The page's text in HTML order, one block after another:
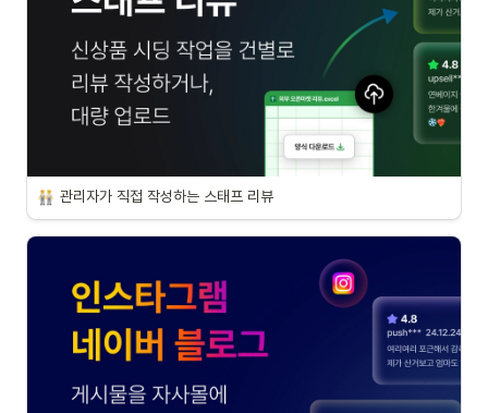
관리자가 직접 작성하는 스태프 리뷰